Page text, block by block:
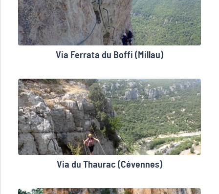
Via Ferrata du Boffi (Millau)
Via du Thaurac (Cévennes)